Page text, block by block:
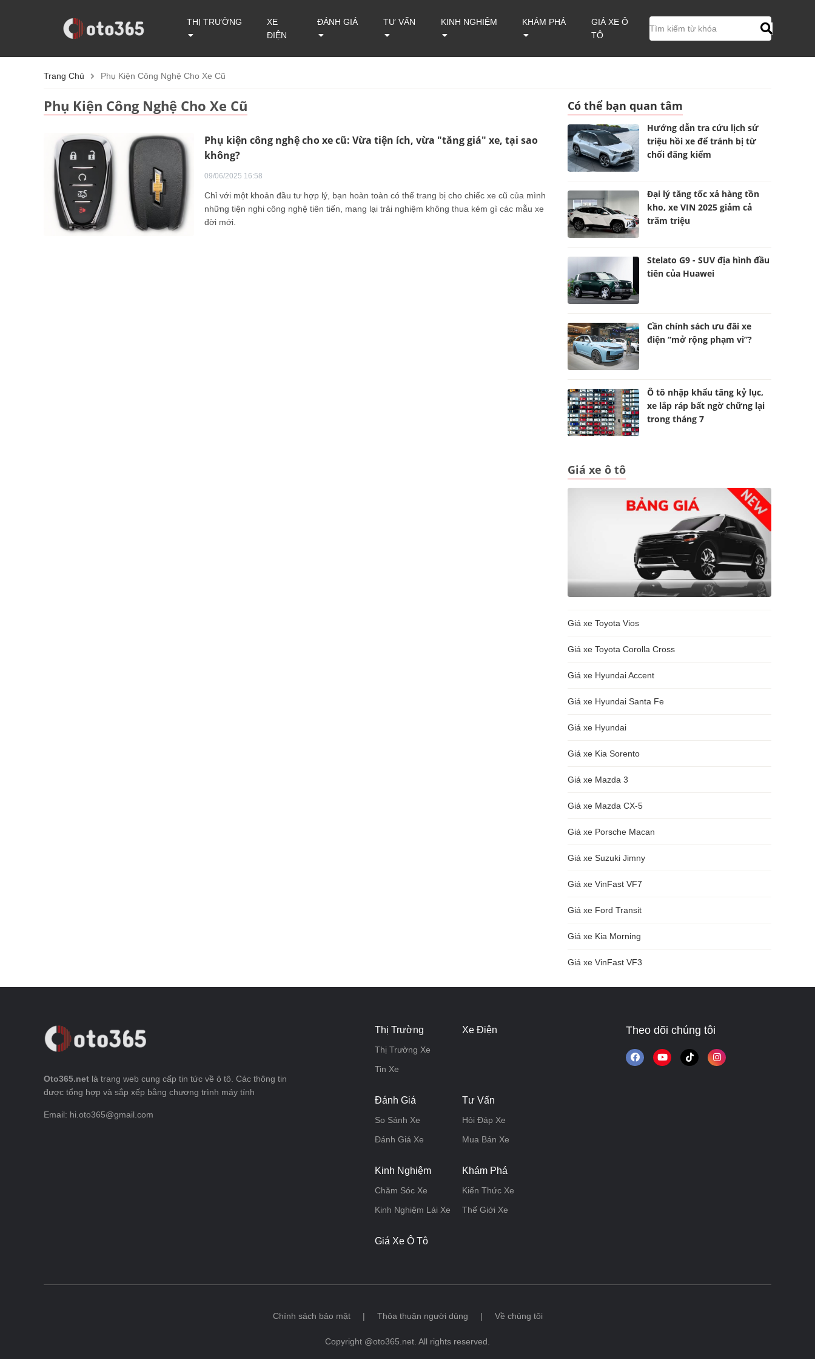
THỊ TRƯỜNG
XE
ĐIỆN
ĐÁNH GIÁ TƯ VẤN KINH NGHIỆM KHÁM PHÁ
GIÁ XE Ô
TÔ
Trang Chủ Phụ Kiện Công Nghệ Cho Xe Cũ
Phụ Kiện Công Nghệ Cho Xe Cũ
Phụ kiện công nghệ cho xe cũ: Vừa tiện ích, vừa "tăng giá" xe, tại sao
không?
09/06/2025 16:58
Chỉ với một khoản đầu tư hợp lý, bạn hoàn toàn có thể trang bị cho chiếc xe cũ của mình
những tiện nghi công nghệ tiên tiến, mang lại trải nghiệm không thua kém gì các mẫu xe
đời mới.
Có thể bạn quan tâm
Hướng dẫn tra cứu lịch sử
triệu hồi xe để tránh bị từ
chối đăng kiểm
Đại lý tăng tốc xả hàng tồn
kho, xe VIN 2025 giảm cả
trăm triệu
Stelato G9 - SUV địa hình đầu
tiên của Huawei
Cần chính sách ưu đãi xe
điện “mở rộng phạm vi”?
Ô tô nhập khẩu tăng kỷ lục,
xe lắp ráp bất ngờ chững lại
trong tháng 7
Giá xe ô tô
Giá xe Toyota Vios
Giá xe Toyota Corolla Cross
Giá xe Hyundai Accent
Giá xe Hyundai Santa Fe
Giá xe Hyundai
Giá xe Kia Sorento
Giá xe Mazda 3
Giá xe Mazda CX-5
Giá xe Porsche Macan
Giá xe Suzuki Jimny
Giá xe VinFast VF7
Giá xe Ford Transit
Giá xe Kia Morning
Giá xe VinFast VF3
Oto365.net là trang web cung cấp tin tức về ô tô. Các thông tin
được tổng hợp và sắp xếp bằng chương trình máy tính
Email: hi.oto365@gmail.com
Thị Trường
Thị Trường Xe
Tin Xe
Xe Điện
Đánh Giá
So Sánh Xe
Đánh Giá Xe
Tư Vấn
Hỏi Đáp Xe
Mua Bán Xe
Kinh Nghiệm
Chăm Sóc Xe
Kinh Nghiệm Lái Xe
Khám Phá
Kiến Thức Xe
Thế Giới Xe
Giá Xe Ô Tô
Theo dõi chúng tôi
Chính sách bảo mật | Thỏa thuận người dùng | Về chúng tôi
Copyright @oto365.net. All rights reserved.